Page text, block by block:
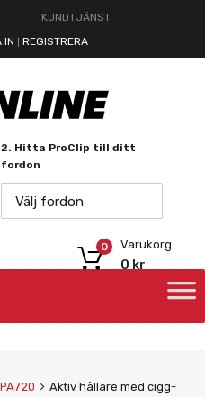
KUNDTJÄNST
IN REGISTRERA
2. Hitta ProClip till ditt
fordon
Välj fordon
Varukorg
0 kr
0
PA720
Aktiv hållare med cigg-